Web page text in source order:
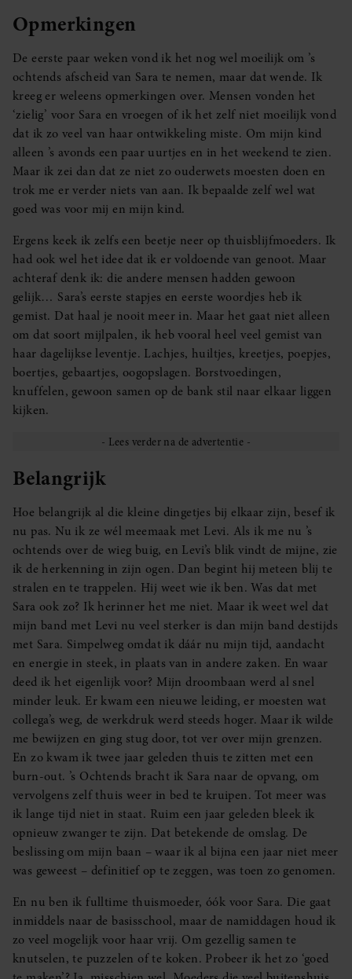
Opmerkingen
De eerste paar weken vond ik het nog wel moeilijk om ’s
ochtends afscheid van Sara te nemen, maar dat wende. Ik
kreeg er weleens opmerkingen over. Mensen vonden het
‘zielig’ voor Sara en vroegen of ik het zelf niet moeilijk vond
dat ik zo veel van haar ontwikkeling miste. Om mijn kind
alleen ’s avonds een paar uurtjes en in het weekend te zien.
Maar ik zei dan dat ze niet zo ouderwets moesten doen en
trok me er verder niets van aan. Ik bepaalde zelf wel wat
goed was voor mij en mijn kind.
Ergens keek ik zelfs een beetje neer op thuisblijfmoeders. Ik
had ook wel het idee dat ik er voldoende van genoot. Maar
achteraf denk ik: die andere mensen hadden gewoon
gelijk… Sara’s eerste stapjes en eerste woordjes heb ik
gemist. Dat haal je nooit meer in. Maar het gaat niet alleen
om dat soort mijlpalen, ik heb vooral heel veel gemist van
haar dagelijkse leventje. Lachjes, huiltjes, kreetjes, poepjes,
boertjes, gebaartjes, oogopslagen. Borstvoedingen,
knuffelen, gewoon samen op de bank stil naar elkaar liggen
kijken.
Belangrijk
Hoe belangrijk al die kleine dingetjes bij elkaar zijn, besef ik
nu pas. Nu ik ze wél meemaak met Levi. Als ik me nu ’s
ochtends over de wieg buig, en Levi’s blik vindt de mijne, zie
ik de herkenning in zijn ogen. Dan begint hij meteen blij te
stralen en te trappelen. Hij weet wie ik ben. Was dat met
Sara ook zo? Ik herinner het me niet. Maar ik weet wel dat
mijn band met Levi nu veel sterker is dan mijn band destijds
met Sara. Simpelweg omdat ik dáár nu mijn tijd, aandacht
en energie in steek, in plaats van in andere zaken. En waar
deed ik het eigenlijk voor? Mijn droombaan werd al snel
minder leuk. Er kwam een nieuwe leiding, er moesten wat
collega’s weg, de werkdruk werd steeds hoger. Maar ik wilde
me bewijzen en ging stug door, tot ver over mijn grenzen.
En zo kwam ik twee jaar geleden thuis te zitten met een
burn-out. ’s Ochtends bracht ik Sara naar de opvang, om
vervolgens zelf thuis weer in bed te kruipen. Tot meer was
ik lange tijd niet in staat. Ruim een jaar geleden bleek ik
opnieuw zwanger te zijn. Dat betekende de omslag. De
beslissing om mijn baan – waar ik al bijna een jaar niet meer
was geweest – definitief op te zeggen, was toen zo genomen.
En nu ben ik fulltime thuismoeder, óók voor Sara. Die gaat
inmiddels naar de basisschool, maar de namiddagen houd ik
zo veel mogelijk voor haar vrij. Om gezellig samen te
knutselen, te puzzelen of te koken. Probeer ik het zo ‘goed